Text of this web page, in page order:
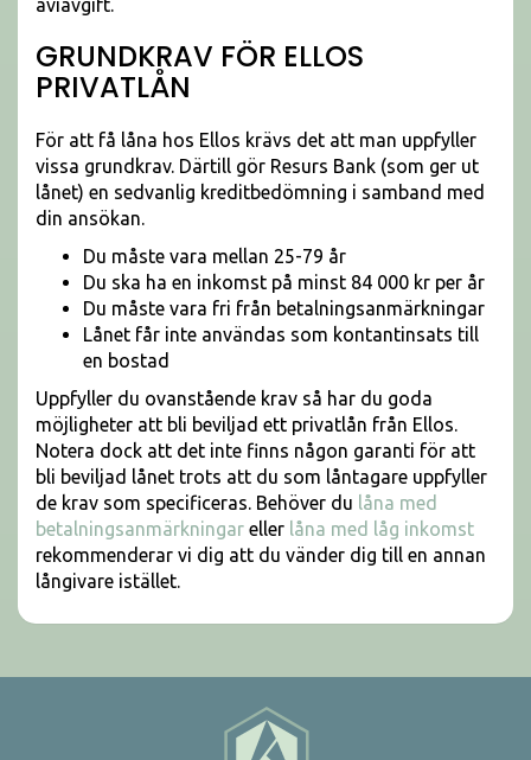
aviavgift.
GRUNDKRAV FÖR ELLOS
PRIVATLÅN
För att få låna hos Ellos krävs det att man uppfyller
vissa grundkrav. Därtill gör Resurs Bank (som ger ut
lånet) en sedvanlig kreditbedömning i samband med
din ansökan.
Du måste vara mellan 25-79 år
Du ska ha en inkomst på minst 84 000 kr per år
Du måste vara fri från betalningsanmärkningar
Lånet får inte användas som kontantinsats till
en bostad
Uppfyller du ovanstående krav så har du goda
möjligheter att bli beviljad ett privatlån från Ellos.
Notera dock att det inte finns någon garanti för att
bli beviljad lånet trots att du som låntagare uppfyller
de krav som specificeras. Behöver du låna med
betalningsanmärkningar eller låna med låg inkomst
rekommenderar vi dig att du vänder dig till en annan
långivare istället.